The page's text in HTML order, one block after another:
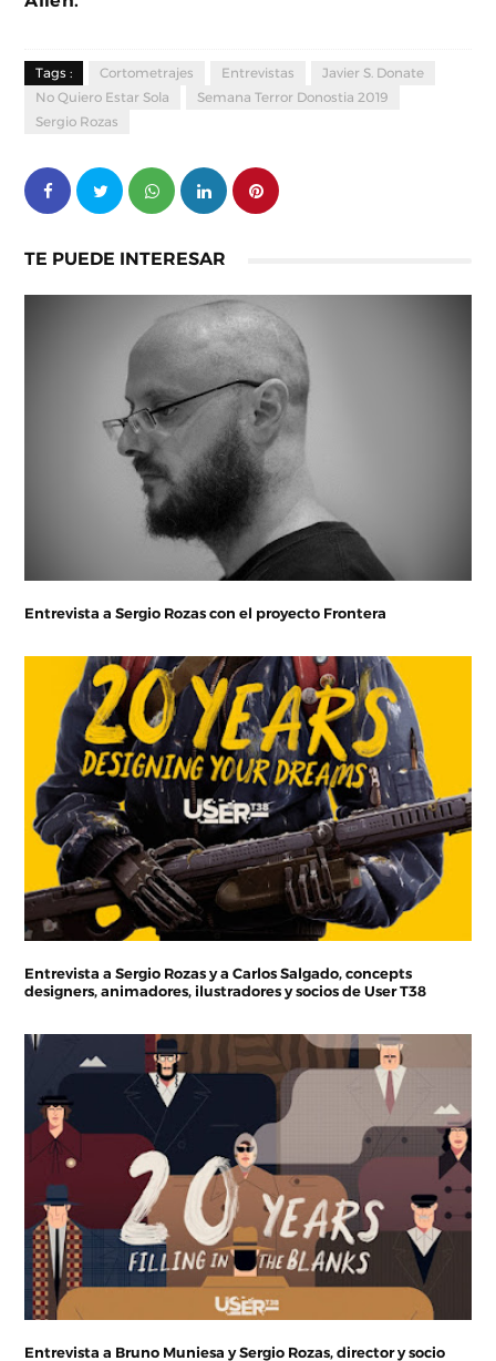
Tags : Cortometrajes Entrevistas
Javier S. Donate
No Quiero Estar Sola
Semana Terror Donostia 2019
Sergio Rozas
TE PUEDE INTERESAR
Entrevista a Sergio Rozas con el proyecto Frontera
Entrevista a Sergio Rozas y a Carlos Salgado, concepts
designers, animadores, ilustradores y socios de User T38
Entrevista a Bruno Muniesa y Sergio Rozas, director y socio